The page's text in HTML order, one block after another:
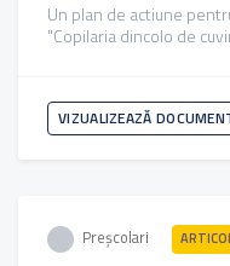
Un plan de actiune
"Copilaria dincolo de
VIZUALIZEAZĂ
Preșcolari